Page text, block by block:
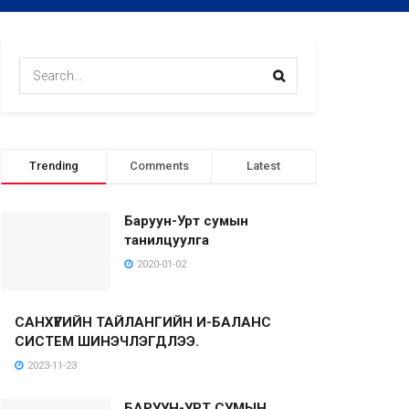
Trending Comments Latest
Баруун-Урт сумын
танилцуулга
2020-01-02
САНХҮҮГИЙН ТАЙЛАНГИЙН И-БАЛАНС
СИСТЕМ ШИНЭЧЛЭГДЛЭЭ.
2023-11-23